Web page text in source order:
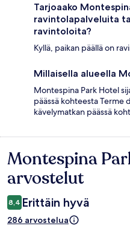
Tarjoaako
ravintolapalveluita
ravintoloita?
Kyllä, paikan päällä on
Millaisella alueella
Montespina Park Hotel
päässä kohteesta Terme
kävelymatkan päässä
Arvostelut
Montespina
arvostelut
8,4 Erittäin hyvä
286 arvostelua